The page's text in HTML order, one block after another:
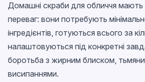
Домашні скраби для обличчя мають
переваг: вони потребують
інгредієнтів, готуються всього за
налаштовуються під конкретні
боротьба з жирним блиском,
висипаннями.